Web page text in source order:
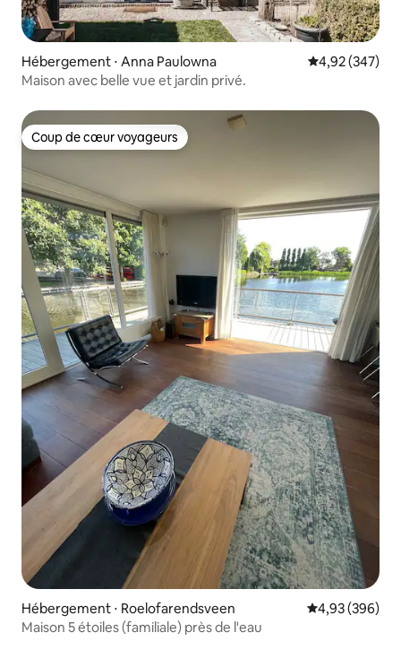
Hébergement ⋅ Anna Paulowna Évaluation
4,92 (347)
Maison avec belle vue et jardin privé.
Coup de cœur voyageurs
Coup de cœur voyageurs
Hébergement ⋅ Roelofarendsveen Évaluation
4,93 (396)
Maison 5 étoiles (familiale) près de l'eau